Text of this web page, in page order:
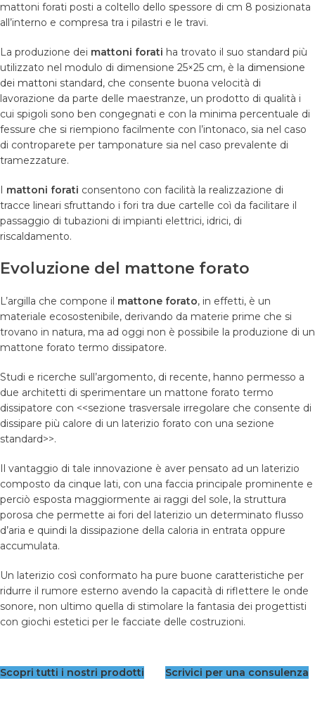
mattoni forati posti a coltello dello spessore di cm 8 posizionata
all’interno e compresa tra i pilastri e le travi.
La produzione dei mattoni forati ha trovato il suo standard più
utilizzato nel modulo di dimensione 25×25 cm, è la dimensione
dei mattoni standard, che consente buona velocità di
lavorazione da parte delle maestranze, un prodotto di qualità i
cui spigoli sono ben congegnati e con la minima percentuale di
fessure che si riempiono facilmente con l’intonaco, sia nel caso
di controparete per tamponature sia nel caso prevalente di
tramezzature.
mattoni forati consentono con facilità la realizzazione di
tracce lineari sfruttando i fori tra due cartelle coì da facilitare il
passaggio di tubazioni di impianti elettrici, idrici, di
riscaldamento.
Evoluzione del mattone forato
L’argilla che compone il mattone forato, in effetti, è un
materiale ecosostenibile, derivando da materie prime che si
trovano in natura, ma ad oggi non è possibile la produzione di un
mattone forato termo dissipatore.
Studi e ricerche sull’argomento, di recente, hanno permesso a
due architetti di sperimentare un mattone forato termo
dissipatore con <<sezione trasversale irregolare che consente di
dissipare più calore di un laterizio forato con una sezione
standard>>.
Il vantaggio di tale innovazione è aver pensato ad un laterizio
composto da cinque lati, con una faccia principale prominente e
perciò esposta maggiormente ai raggi del sole, la struttura
porosa che permette ai fori del laterizio un determinato flusso
d’aria e quindi la dissipazione della caloria in entrata oppure
accumulata.
Un laterizio così conformato ha pure buone caratteristiche per
ridurre il rumore esterno avendo la capacità di riflettere le onde
sonore, non ultimo quella di stimolare la fantasia dei progettisti
con giochi estetici per le facciate delle costruzioni.
Scopri tutti i nostri prodotti Scrivici per una consulenza